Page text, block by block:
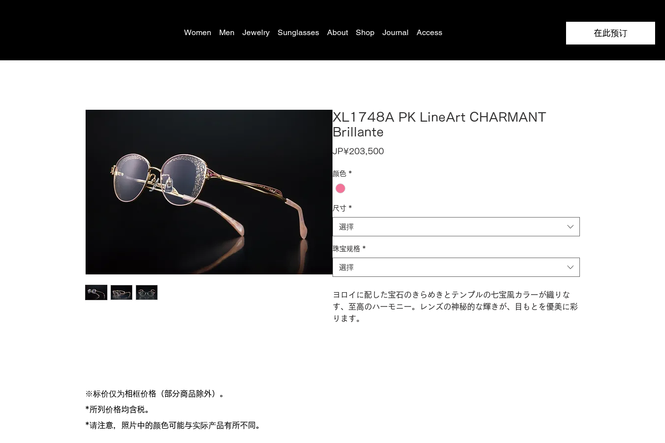
Women Men Jewelry Sunglasses About Shop Journal Access 在此预订
XL1748A PK LineArt CHARMANT
Brillante
JP¥203,500價
颜色 *
尺寸 *
選擇
珠宝规格 *
選擇
ヨロイに配した宝石のきらめきとテンプルの七宝風カラーが織りな
す、至高のハーモニー。レンズの神秘的な輝きが、目もとを優美に彩
ります。
※标价仅为相框价格（部分商品除外）。
*所列价格均含税。
*请注意，照片中的颜色可能与实际产品有所不同。